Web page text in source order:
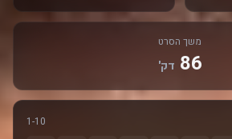
משך הסרט
86 דק'
1-10